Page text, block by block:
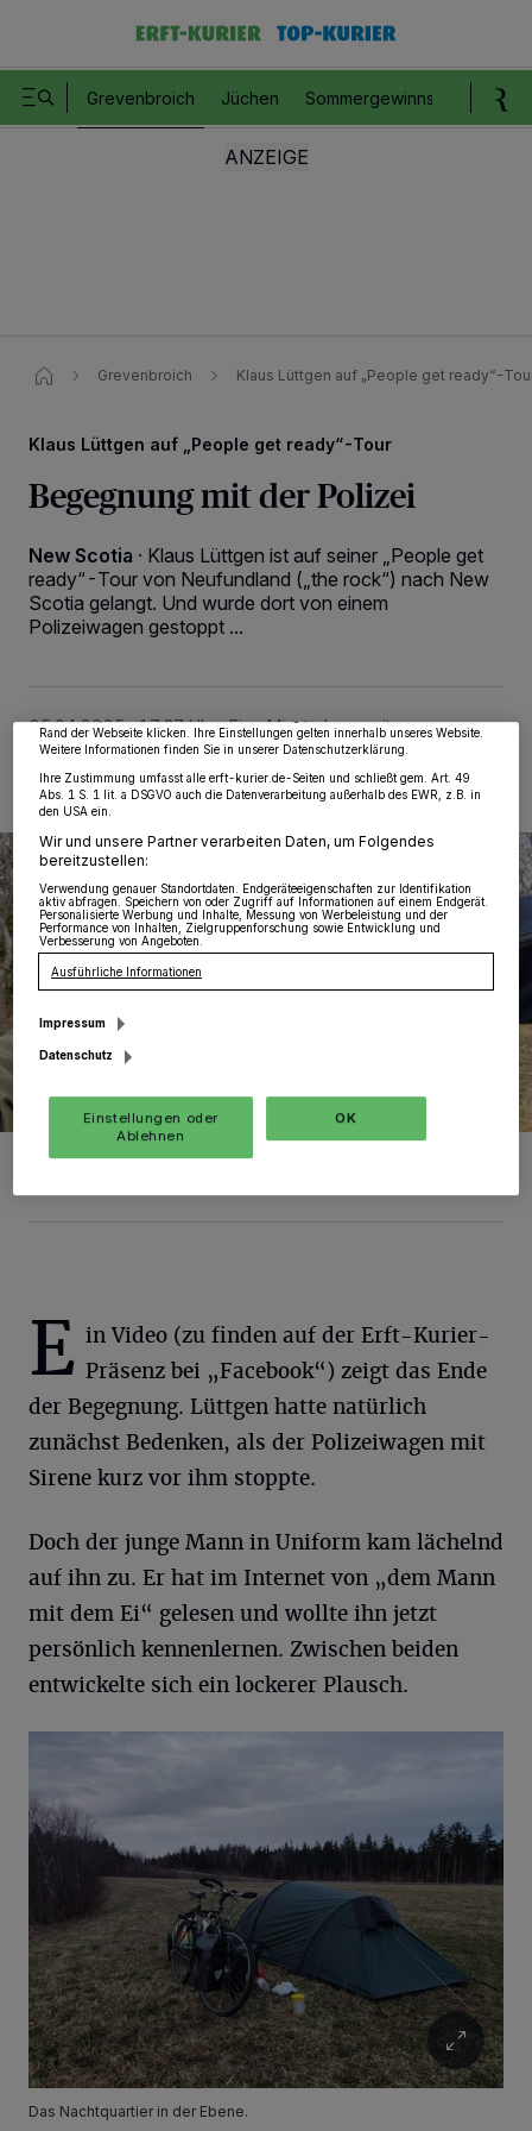
Grevenbroich Jüchen Sommergewinnspiel
Grevenbroich Klaus Lüttgen auf „People get ready“-
Klaus Lüttgen auf „People get ready“-Tour
Begegnung mit der Polizei
New Scotia · Klaus Lüttgen ist auf seiner „People get
ready“-Tour von Neufundland („the rock“) nach New
Scotia gelangt. Und wurde dort von einem
Polizeiwagen gestoppt ...
25.04.2025 , 17:37 Uhr Eine Minute Lesezeit
Der sehr nette Polizist und das „Ei“.
E in Video (zu finden auf der Erft-Kurier-
Präsenz bei „Facebook“) zeigt das Ende
der Begegnung. Lüttgen hatte natürlich
zunächst Bedenken, als der Polizeiwagen mit
Sirene kurz vor ihm stoppte.
Doch der junge Mann in Uniform kam lächelnd
auf ihn zu. Er hat im Internet von „dem Mann
mit dem Ei“ gelesen und wollte ihn jetzt
persönlich kennenlernen. Zwischen beiden
entwickelte sich ein lockerer Plausch.
Das Nachtquartier in der Ebene.
Wir und unsere218 -Partner speichern und greifen auf personenbezogene Daten
wie Browserdaten oder eindeutige Kennungen auf Ihrem Gerät zu. Durch Auswahl
von OK aktivieren Sie Tracking-Technologien für die unter „Wir und unsere
Rand der Webseite klicken. Ihre Einstellungen gelten innerhalb unseres Website.
Weitere Informationen finden Sie in unserer Datenschutzerklärung.
Ihre Zustimmung umfasst alle erft-kurier.de-Seiten und schließt gem. Art. 49
Abs. 1 S. 1 lit. a DSGVO auch die Datenverarbeitung außerhalb des EWR, z.B. in
den USA ein.
Wir und unsere Partner verarbeiten Daten, um Folgendes
bereitzustellen:
Verwendung genauer Standortdaten. Endgeräteeigenschaften zur Identifikation
aktiv abfragen. Speichern von oder Zugriff auf Informationen auf einem Endgerät.
Personalisierte Werbung und Inhalte, Messung von Werbeleistung und der
Performance von Inhalten, Zielgruppenforschung sowie Entwicklung und
Verbesserung von Angeboten.
Ausführliche Informationen
Impressum
Datenschutz
Einstellungen oder
Ablehnen
OK